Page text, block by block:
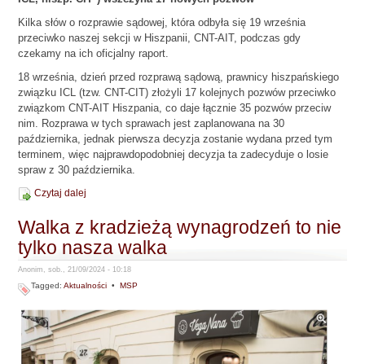
Kilka słów o rozprawie sądowej, która odbyła się 19 września
przeciwko naszej sekcji w Hiszpanii, CNT-AIT, podczas gdy
czekamy na ich oficjalny raport.
18 września, dzień przed rozprawą sądową, prawnicy hiszpańskiego
związku ICL (tzw. CNT-CIT) złożyli 17 kolejnych pozwów przeciwko
związkom CNT-AIT Hiszpania, co daje łącznie 35 pozwów przeciw
nim. Rozprawa w tych sprawach jest zaplanowana na 30
października, jednak pierwsza decyzja zostanie wydana przed tym
terminem, więc najprawdopodobniej decyzja ta zadecyduje o losie
spraw z 30 października.
Czytaj dalej
Walka z kradzieżą wynagrodzeń to nie
tylko nasza walka
Anonim, sob., 21/09/2024 - 10:18
Tagged:Aktualności •MSP